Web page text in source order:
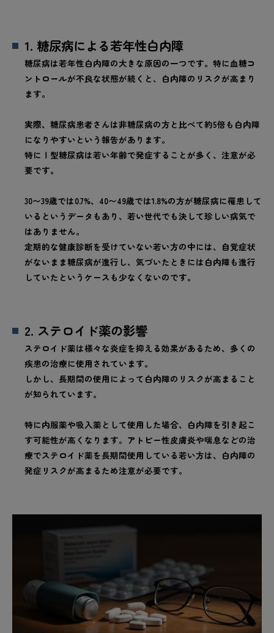
1. 糖尿病による若年性白内障
糖尿病は若年性白内障の大きな原因の一つです。特に血糖コ
ントロールが不良な状態が続くと、白内障のリスクが高まり
ます。
実際、糖尿病患者さんは非糖尿病の方と比べて約5倍も白内障
になりやすいという報告があります。
特にⅠ型糖尿病は若い年齢で発症することが多く、注意が必
要です。
30〜39歳では0.7%、40〜49歳では1.8%の方が糖尿病に罹患して
いるというデータもあり、若い世代でも決して珍しい病気で
はありません。
定期的な健康診断を受けていない若い方の中には、自覚症状
がないまま糖尿病が進行し、気づいたときには白内障も進行
していたというケースも少なくないのです。
2. ステロイド薬の影響
ステロイド薬は様々な炎症を抑える効果があるため、多くの
疾患の治療に使用されています。
しかし、長期間の使用によって白内障のリスクが高まること
が知られています。
特に内服薬や吸入薬として使用した場合、白内障を引き起こ
す可能性が高くなります。アトピー性皮膚炎や喘息などの治
療でステロイド薬を長期間使用している若い方は、白内障の
発症リスクが高まるため注意が必要です。